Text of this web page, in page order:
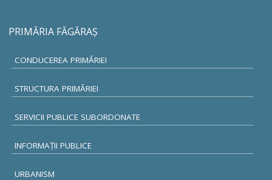
PRIMĂRIA FĂGĂRAŞ
CONDUCEREA PRIMĂRIEI
STRUCTURA PRIMĂRIEI
SERVICII PUBLICE SUBORDONATE
INFORMAŢII PUBLICE
URBANISM